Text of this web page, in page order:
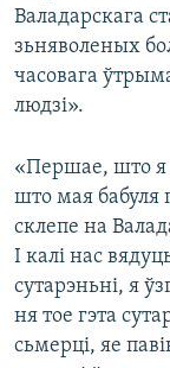
Валадарскага
зьняволеных
часовага
людзі».
«Першае, што я
што мая бабуля
склепе на
І калі нас
сутарэньні, я
ня тое гэта
сьмерці, яе